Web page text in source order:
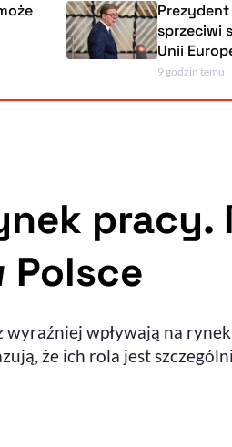
Prezydent Serbii
sprzeciwi się szybkiej
Unii Europejskiej
Polsce
wpływają na
że ich rola jest